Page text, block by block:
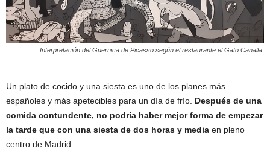
Interpretación del Guernica de Picasso según el restaurante el Gato Canalla.
Un plato de cocido y una siesta es uno de los planes más
españoles y más apetecibles para un día de frío. Después de una
comida contundente, no podría haber mejor forma de empezar
la tarde que con una siesta de dos horas y media en pleno
centro de Madrid.